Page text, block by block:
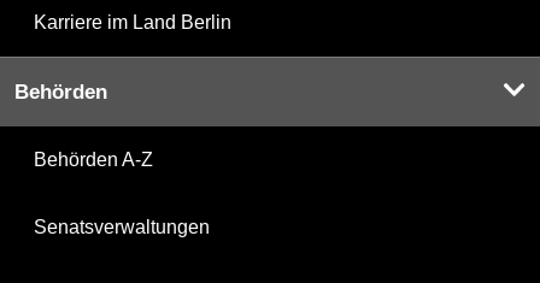
Karriere im Land Berlin
Behörden
Behörden A-Z
Senatsverwaltungen